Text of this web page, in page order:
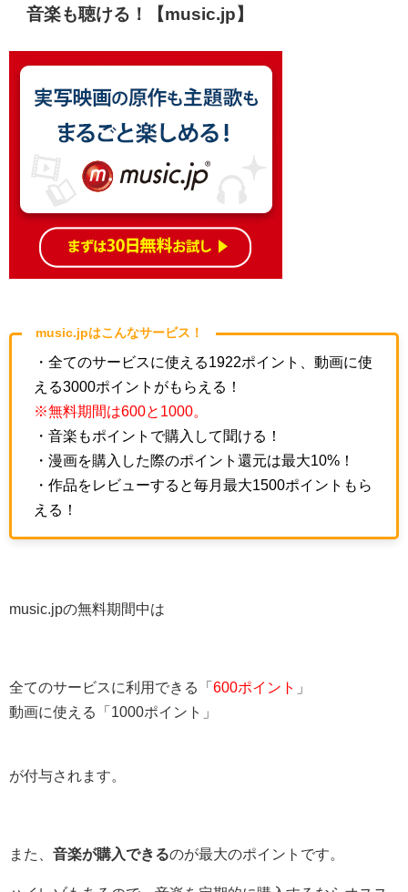
音楽も聴ける！【music.jp】
music.jpはこんなサービス！
・全てのサービスに使える1922ポイント、動画に使
える3000ポイントがもらえる！
※無料期間は600と1000。
・音楽もポイントで購入して聞ける！
・漫画を購入した際のポイント還元は最大10%！
・作品をレビューすると毎月最大1500ポイントもら
える！
music.jpの無料期間中は
全てのサービスに利用できる「600ポイント
」
動画に使える「1000ポイント」
が付与されます。
また、 音楽が購入できるのが最大のポイントです。